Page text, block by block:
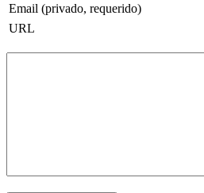
Email (privado, requerido)
URL